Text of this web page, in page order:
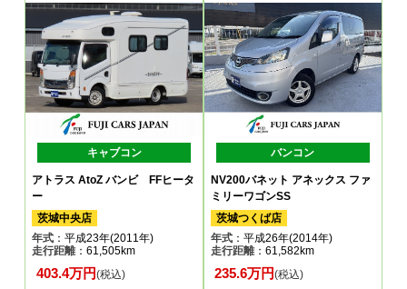
キャブコン
アトラス AtoZ バンビ FFヒータ
ー
茨城中央店
年式 ：平成23年(2011年)
走行距離：61,505km
403.4万円(税込)
バンコン
NV200バネット アネックス ファ
ミリーワゴンSS
茨城つくば店
年式：平成26年(2014年)
走行距離：61,582km
235.6万円(税込)